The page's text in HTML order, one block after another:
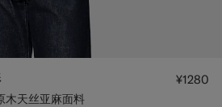
木天丝亚麻面料
¥1280